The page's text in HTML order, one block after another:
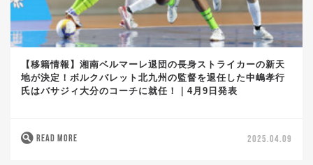
【移籍情報】湘南ベルマーレ退団の長身ストライカーの新天
地が決定！ボルクバレット北九州の監督を退任した中嶋孝行
氏はバサジィ大分のコーチに就任！｜4月9日発表
READ MORE 2025.04.09